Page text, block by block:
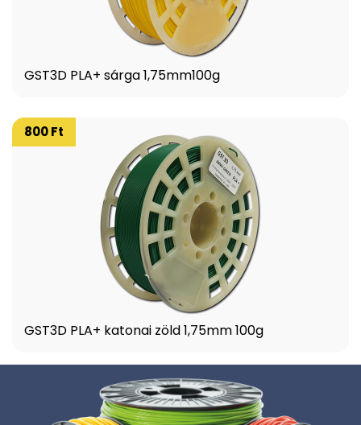
GST3D PLA+ sárga 1,75mm100g
GST3D PLA+ katonai zöld 1,75mm 100g
800 Ft